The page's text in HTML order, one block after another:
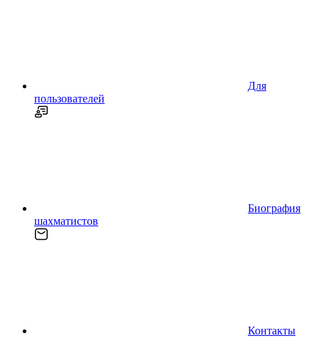
Для
пользователей
Биография
шахматистов
Контакты